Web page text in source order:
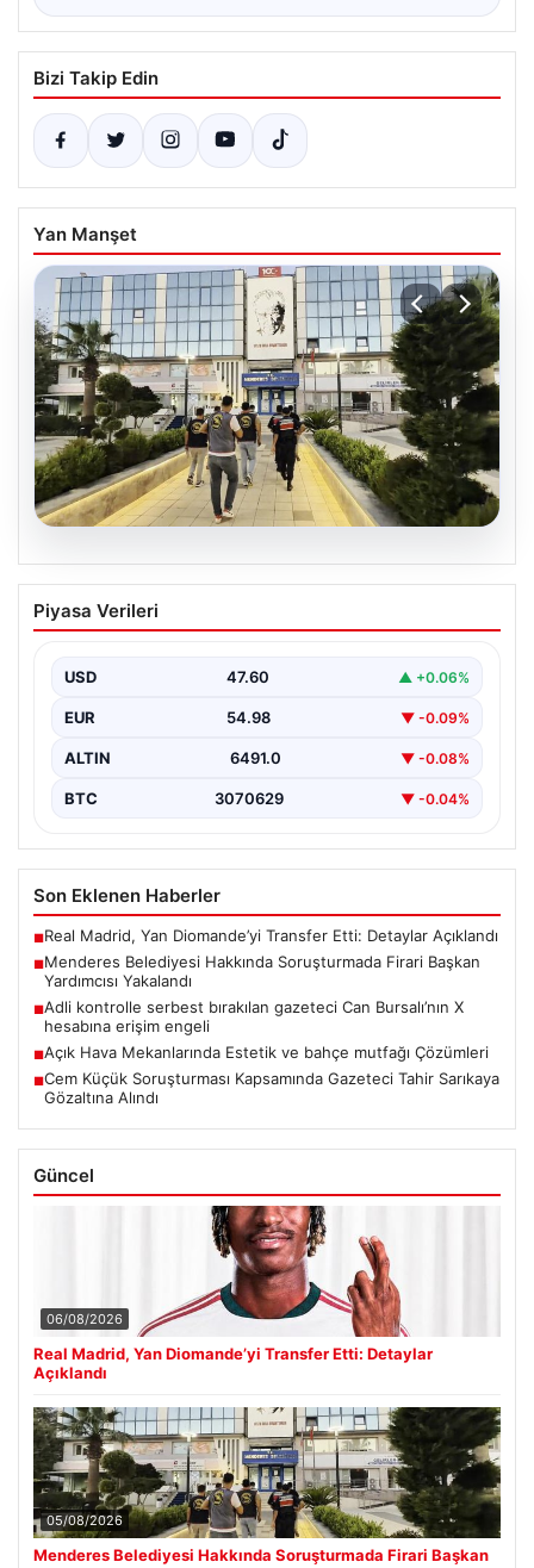
Bizi Takip Edin
Yan Manşet
05.08.2026
Menderes Belediyesi Hakkında
Soruşturmada Firari Başkan Yardımcısı
İzmir'de Menderes Belediyesi'ne yönelik
olarak aranan Belediye Başkan Yardımcısı…
Piyasa Verileri
USD 47.60 ▲ +0.06%
EUR 54.98 ▼ -0.09%
ALTIN 6491.0 ▼ -0.08%
BTC 3070629 ▼ -0.04%
Son Eklenen Haberler
■Real Madrid, Yan Diomande’yi Transfer Etti: Detaylar Açıklandı
■Menderes Belediyesi Hakkında Soruşturmada Firari Başkan
Yardımcısı Yakalandı
■Adli kontrolle serbest bırakılan gazeteci Can Bursalı’nın X
hesabına erişim engeli
■Açık Hava Mekanlarında Estetik ve bahçe mutfağı Çözümleri
■Cem Küçük Soruşturması Kapsamında Gazeteci Tahir Sarıkaya
Gözaltına Alındı
Güncel
06/08/2026
Real Madrid, Yan Diomande’yi Transfer Etti: Detaylar
Açıklandı
05/08/2026
Menderes Belediyesi Hakkında Soruşturmada Firari Başkan